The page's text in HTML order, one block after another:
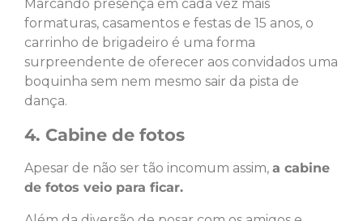
Marcando presença em cada vez mais
formaturas, casamentos e festas de 15 anos, o
carrinho de brigadeiro é uma forma
surpreendente de oferecer aos convidados uma
boquinha sem nem mesmo sair da pista de
dança.
4. Cabine de fotos
Apesar de não ser tão incomum assim, a cabine
de fotos veio para ficar.